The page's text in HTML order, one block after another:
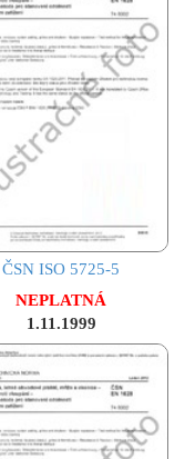
ČSN ISO 5725-5
NEPLATNÁ
1.11.1999